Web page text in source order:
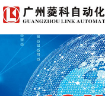
首页 关于我们